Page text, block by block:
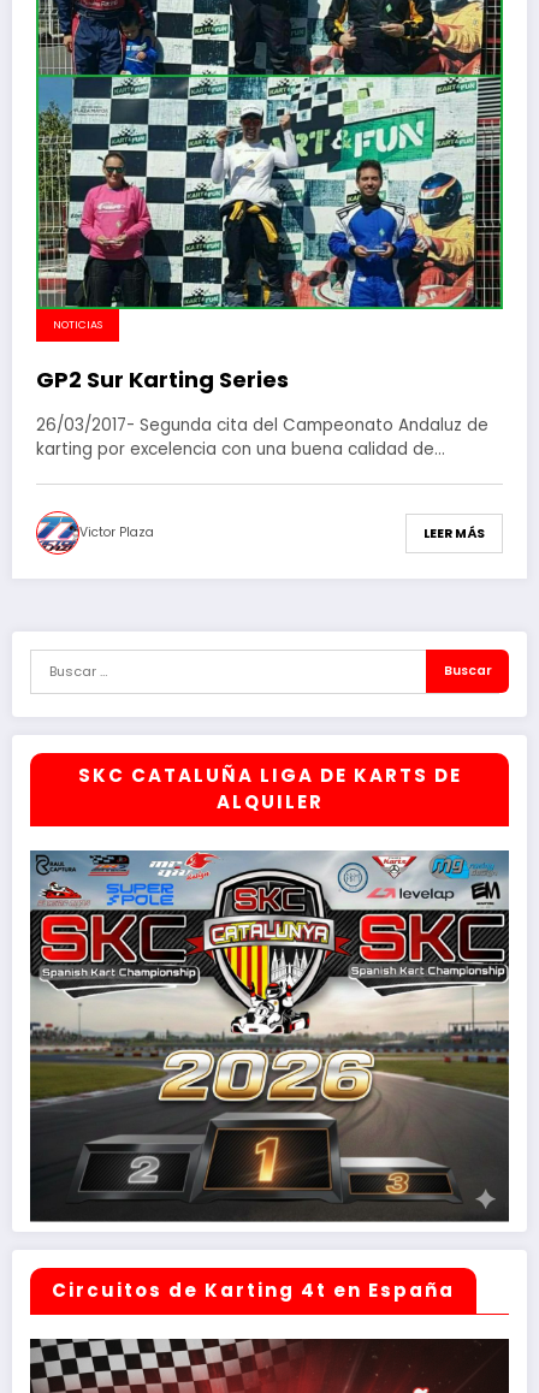
NOTICIAS
GP2 Sur Karting Series
26/03/2017- Segunda cita del Campeonato Andaluz de
karting por excelencia con una buena calidad de…
Victor Plaza LEER MÁS
SKC CATALUÑA LIGA DE KARTS DE
ALQUILER
Circuitos de Karting 4t en España